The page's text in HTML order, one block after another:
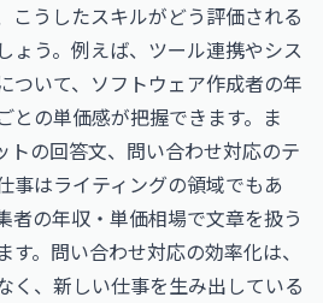
こうしたスキルがどう評価される
ょう。例えば、ツール連携やシス
いて、 ソフトウェア作成者の年
との単価感が把握できます。ま
トの回答文、問い合わせ対応のテ
事はライティングの領域でもあ
者の年収・単価相場で文章を扱う
。問い合わせ対応の効率化は、
く、新しい仕事を生み出している